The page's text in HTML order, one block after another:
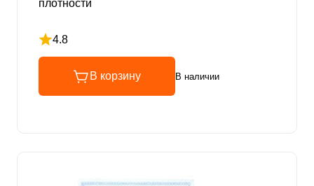
плотности
4.8
Рейтинг 4.8 из 5
В корзину В наличии